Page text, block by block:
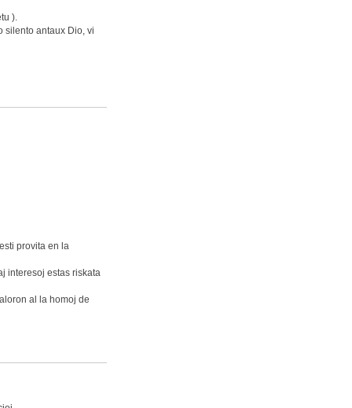
).
silento antaux Dio, vi
provita en la
interesoj estas riskata
al la homoj de